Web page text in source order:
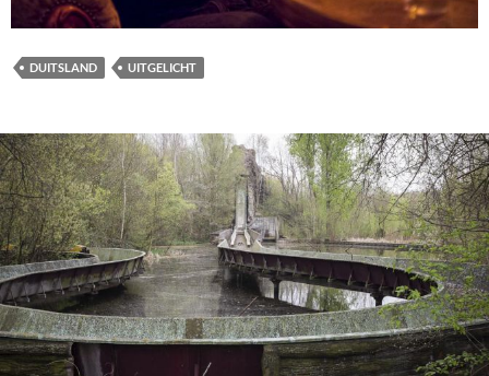
DUITSLAND UITGELICHT